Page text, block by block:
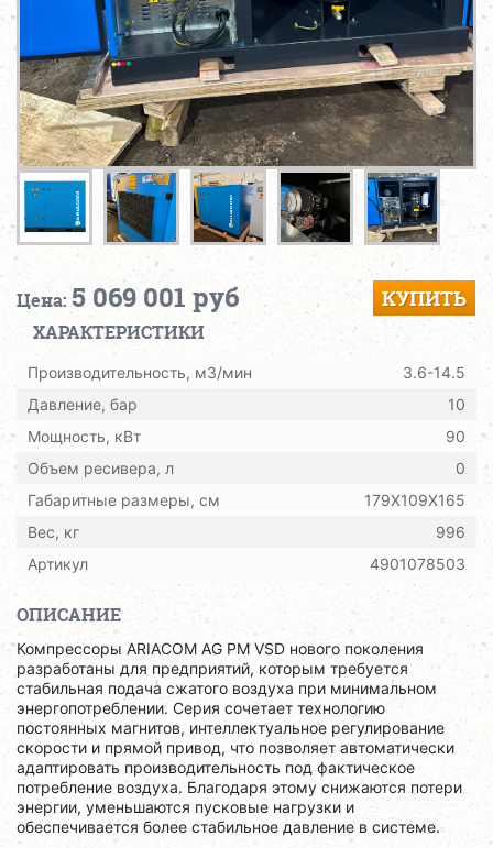
Цена: 5 069 001 руб КУПИТЬ
ХАРАКТЕРИСТИКИ
Производительность, м3/мин
3.6-14.5
Давление, бар
10
Мощность, кВт
90
Объем ресивера, л
0
Габаритные размеры, см
179X109X165
Вес, кг
996
Артикул
4901078503
ОПИСАНИЕ
Компрессоры ARIACOM AG PM VSD нового поколения
разработаны для предприятий, которым требуется
стабильная подача сжатого воздуха при минимальном
энергопотреблении. Серия сочетает технологию
постоянных магнитов, интеллектуальное регулирование
скорости и прямой привод, что позволяет автоматически
адаптировать производительность под фактическое
потребление воздуха. Благодаря этому снижаются потери
энергии, уменьшаются пусковые нагрузки и
обеспечивается более стабильное давление в системе.